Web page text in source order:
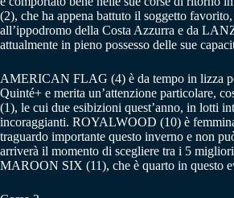
(2), che ha appena battuto il soggetto
all’ippodromo della Costa Azzurra e da
attualmente in pieno possesso delle sue
AMERICAN FLAG (4) è da tempo in lizza
Quinté+ e merita un’attenzione particolare,
(1), le cui due esibizioni quest’anno, in lotti
incoraggianti. ROYALWOOD (10) è
traguardo importante questo inverno e non
arriverà il momento di scegliere tra i 5
MAROON SIX (11), che è quarto in questo